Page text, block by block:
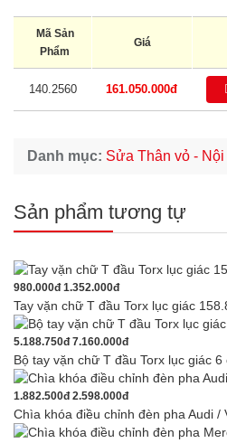
Mã Sản
Phẩm
Giá
140.2560 161.050.000đ
Danh mục: Sửa Thân vỏ - Nội
Sản phẩm tương tự
980.000đ1.352.000đ
Tay vặn chữ T đầu Torx lục giác
5.188.750đ7.160.000đ
Bộ tay vặn chữ T đầu Torx lục giác
1.882.500đ2.598.000đ
Chìa khóa điều chỉnh đèn pha Audi /